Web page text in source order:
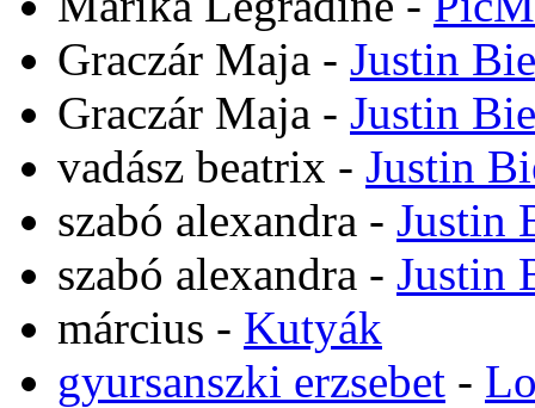
Graczár Maja - Justin
Graczár Maja - Justin
vadász beatrix - Justin
szabó alexandra - Justin
szabó alexandra - Justin
március - Kutyák
gyursanszki erzsebet -